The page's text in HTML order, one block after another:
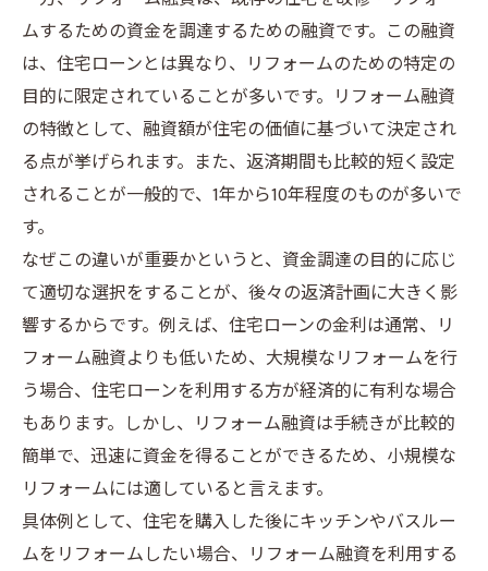
ムするための資金を調達するための融資です。この融資
は、住宅ローンとは異なり、リフォームのための特定の
目的に限定されていることが多いです。リフォーム融資
の特徴として、融資額が住宅の価値に基づいて決定され
る点が挙げられます。また、返済期間も比較的短く設定
されることが一般的で、1年から10年程度のものが多いで
す。
なぜこの違いが重要かというと、資金調達の目的に応じ
て適切な選択をすることが、後々の返済計画に大きく影
響するからです。例えば、住宅ローンの金利は通常、リ
フォーム融資よりも低いため、大規模なリフォームを行
う場合、住宅ローンを利用する方が経済的に有利な場合
もあります。しかし、リフォーム融資は手続きが比較的
簡単で、迅速に資金を得ることができるため、小規模な
リフォームには適していると言えます。
具体例として、住宅を購入した後にキッチンやバスルー
ムをリフォームしたい場合、リフォーム融資を利用する